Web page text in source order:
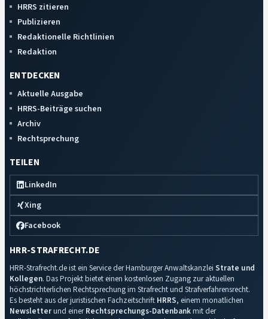
HRRS zitieren
Publizieren
Redaktionelle Richtlinien
Redaktion
ENTDECKEN
Aktuelle Ausgabe
HRRS-Beiträge suchen
Archiv
Rechtsprechung
TEILEN
LinkedIn
Xing
Facebook
HRR-STRAFRECHT.DE
HRR-Strafrecht.de ist ein Service der Hamburger Anwaltskanzlei Strate und
Kollegen. Das Projekt bietet einen kostenlosen Zugang zur aktuellen
höchstrichterlichen Rechtsprechung im Strafrecht und Strafverfahrensrecht.
Es besteht aus der juristischen Fachzeitschrift HRRS, einem monatlichen
Newsletterund einerRechtsprechungs-Datenbankmit der